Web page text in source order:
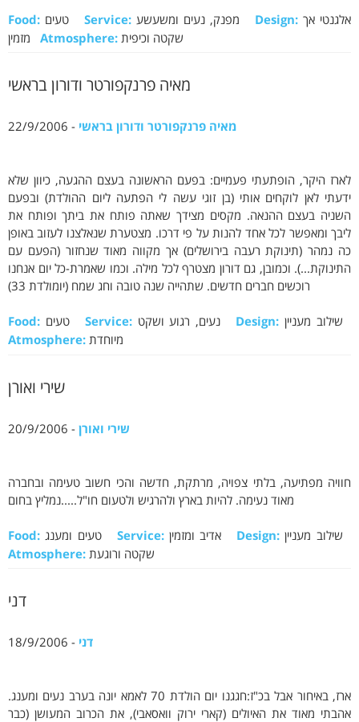
Food: Service: Design:אלגנטי אך
Atmosphere: שקטה וכיפית
מאיה פרנקפורטר ודורון בראשי
מאיה פרנקפורטר ודורון בראשי - 22/9/2006
לארז היקר, הופתעתי פעמיים: בפעם הראשונה בעצם ההגעה, כיוון שלא
ידעתי לאן לוקחים אותי (בן זוגי עשה לי הפתעה ליום ההולדת) ובפעם
השניה בעצם ההנאה. מקסים מצידך שאתה פותח את ביתך ופותח את
ליבך ומאפשר לכל אחד להנות על פי דרכו. מצטערת שנאלצנו לעזוב באופן
כה נמהר (תינוקת רעבה בירושלים) אך מקווה מאוד שנחזור (הפעם עם
התינוקת...). וכמובן, גם דורון מצטרף לכל מילה. וכמו שאמרת-כל יום אנחנו
רוכשים חברים חדשים. שתהייה שנה טובה וחג שמח (יומולדת 33)
Food: טעיםService: נעים, רגוע ושקט Design:
Atmosphere: מיוחדת
שירי ואורן
שירי ואורן - 20/9/2006
חוויה מפתיעה, בלתי צפויה, מרתקת, חדשה והכי חשוב טעימה ובחברה
מאוד נעימה. להיות בארץ ולהרגיש ולטעום חו"ל.....נמליץ בחום
Food: טעים ומענג Service: Design:
Atmosphere: שקטה ורוגעת
דני
דני - 18/9/2006
ארז, באיחור אבל בכ"ז:חגגנו יום הולדת 70 לאמא יונה בערב נעים ומענג.
אהבתי מאוד את האיולים (קארי ירוק וואסאבי), את הכרוב המעושן (כבר